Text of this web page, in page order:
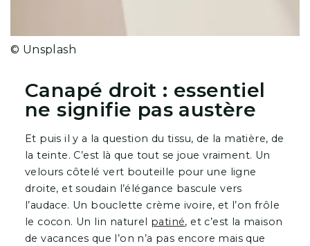
© Unsplash
Canapé droit : essentiel
ne signifie pas austère
Et puis il y a la question du tissu, de la matière, de
la teinte. C’est là que tout se joue vraiment. Un
velours côtelé vert bouteille pour une ligne
droite, et soudain l’élégance bascule vers
l’audace. Un bouclette crème ivoire, et l’on frôle
le cocon. Un lin naturel patiné, et c’est la maison
de vacances que l’on n’a pas encore mais que